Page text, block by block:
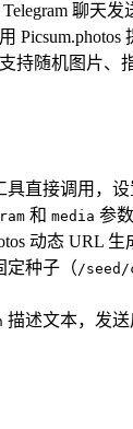
聊天
持随机图片、
具直接调用，设
和 media 参数
动态 URL
定种子（/seed/
描述文本，发送